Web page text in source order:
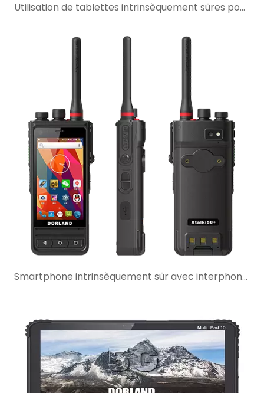
Utilisation de tablettes intrinsèquement sûres pour la surveillance SCADA dans les sites industriels dangereux
Smartphone intrinsèquement sûr avec interphone talkie-walkie : quand est-ce le meilleur choix ?